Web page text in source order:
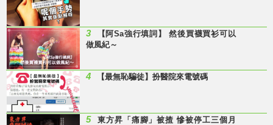
3
【阿Sa強行填詞】 然後買襪買衫可以
做風紀～
4 【最無恥騙徒】扮醫院來電號碼
5
東方昇「痛腳」被揸 慘被停工三個月